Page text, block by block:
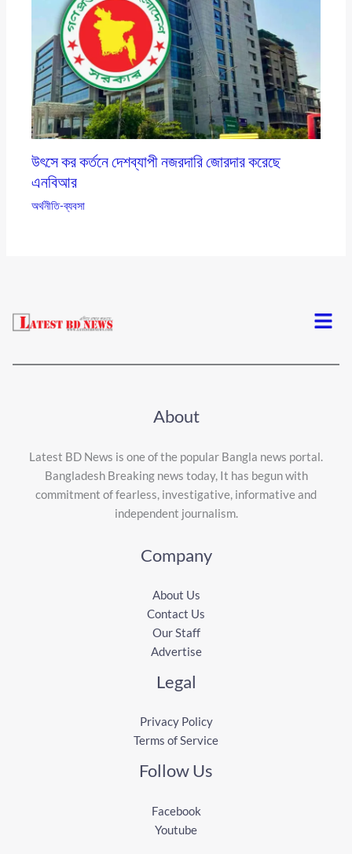
উৎসে কর কর্তনে দেশব্যাপী নজরদারি জোরদার করেছে
এনবিআর
অর্থনীতি-ব্যবসা
Menu
About
Latest BD News is one of the popular Bangla news portal.
Bangladesh Breaking news today, It has begun with
commitment of fearless, investigative, informative and
independent journalism.
Company
About Us
Contact Us
Our Staff
Advertise
Legal
Privacy Policy
Terms of Service
Follow Us
Facebook
Youtube